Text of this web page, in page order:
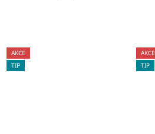
AKCE
TIP
AKCE
TIP